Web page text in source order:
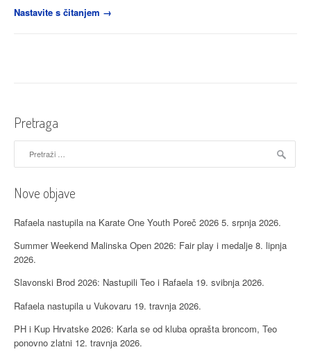
Nastavite s čitanjem “Ivanov
→
Pretraga
Nove objave
Rafaela nastupila na Karate One Youth Poreč 2026 5. srpnja 2026.
Summer Weekend Malinska Open 2026: Fair play i medalje 8. lipnja
2026.
Slavonski Brod 2026: Nastupili Teo i Rafaela 19. svibnja 2026.
Rafaela nastupila u Vukovaru 19. travnja 2026.
PH i Kup Hrvatske 2026: Karla se od kluba oprašta broncom, Teo
ponovno zlatni 12. travnja 2026.